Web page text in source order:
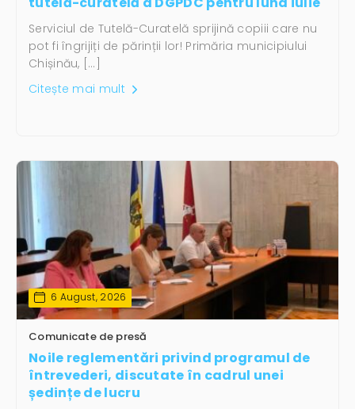
Serviciul de Tutelă-Curatelă sprijină copiii care nu
pot fi îngrijiți de părinții lor! Primăria municipiului
Chișinău, […]
Citește mai mult
6 August, 2026
Comunicate de presă
Noile reglementări privind programul de
întrevederi, discutate în cadrul unei
ședințe de lucru